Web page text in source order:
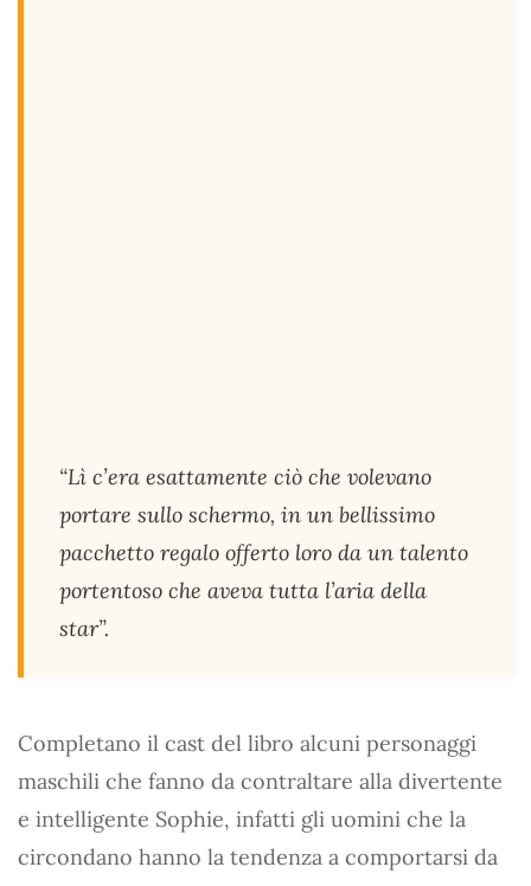
“Lì c’era esattamente ciò che volevano
portare sullo schermo, in un bellissimo
pacchetto regalo offerto loro da un talento
portentoso che aveva tutta l’aria della
star”.
Completano il cast del libro alcuni personaggi
maschili che fanno da contraltare alla divertente
e intelligente Sophie, infatti gli uomini che la
circondano hanno la tendenza a comportarsi da